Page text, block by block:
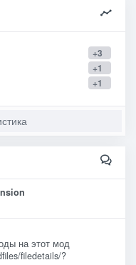
+3
+1
+1
на этот мод
filedetails/?